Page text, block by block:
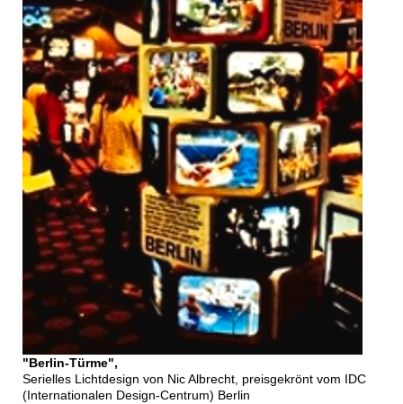
"Berlin-Türme",
Serielles Lichtdesign von Nic Albrecht, preisgekrönt vom IDC
(Internationalen Design-Centrum) Berlin